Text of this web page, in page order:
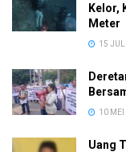
Kelor,
Meter
15
10
Uang